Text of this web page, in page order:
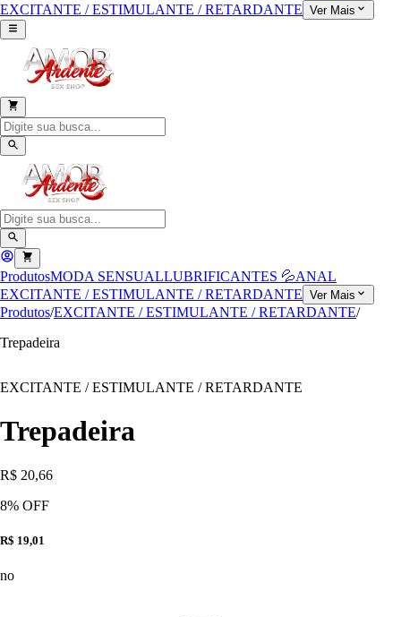
EXCITANTE / ESTIMULANTE / RETARDANTE Ver Mais
ProdutosMODA SENSUALLUBRIFICANTES 💦ANAL
EXCITANTE / ESTIMULANTE / RETARDANTE Ver Mais
Produtos/EXCITANTE / ESTIMULANTE / RETARDANTE/
Trepadeira
EXCITANTE / ESTIMULANTE / RETARDANTE
Trepadeira
R$ 20,66
8% OFF
R$ 19,01
no